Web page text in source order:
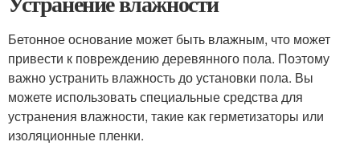
Бетонное основание может быть влажным, что может
привести к повреждению деревянного пола. Поэтому
важно устранить влажность до установки пола. Вы
можете использовать специальные средства для
устранения влажности, такие как герметизаторы или
изоляционные пленки.